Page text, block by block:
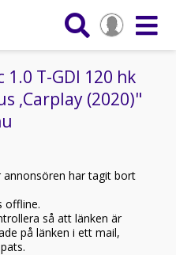
T-GDI 120 hk
,Carplay (2020)"
annonsören har tagit bort
offline.
så att länken är
på länken i ett mail,